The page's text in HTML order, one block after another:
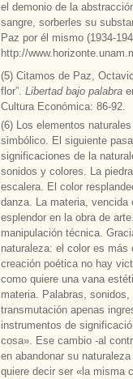
el demonio de la
sangre, sorberles su
Paz por él mismo (1934-
http://
(5) Citamos de Paz,
flor”. Libertad bajo palabra
Cultura Económica: 86-92.
(6) Los elementos
simbólico. El siguiente
significaciones de la
sonidos y colores. La
escalera. El color
danza. La materia, vencida
esplendor en la obra de
manipulación técnica.
naturaleza: el color es más
creación poética no hay
como quiere una vana
materia. Palabras,
transmutación apenas
instrumentos de
cosa». Ese cambio -al
en abandonar su
quiere decir ser «la misma